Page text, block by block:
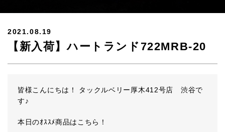
2021.08.19
【新入荷】ハートランド722MRB-20
皆様こんにちは！ タックルベリー厚木412号店 渋谷で
す♪
本日のｵｽｽﾒ商品はこちら！